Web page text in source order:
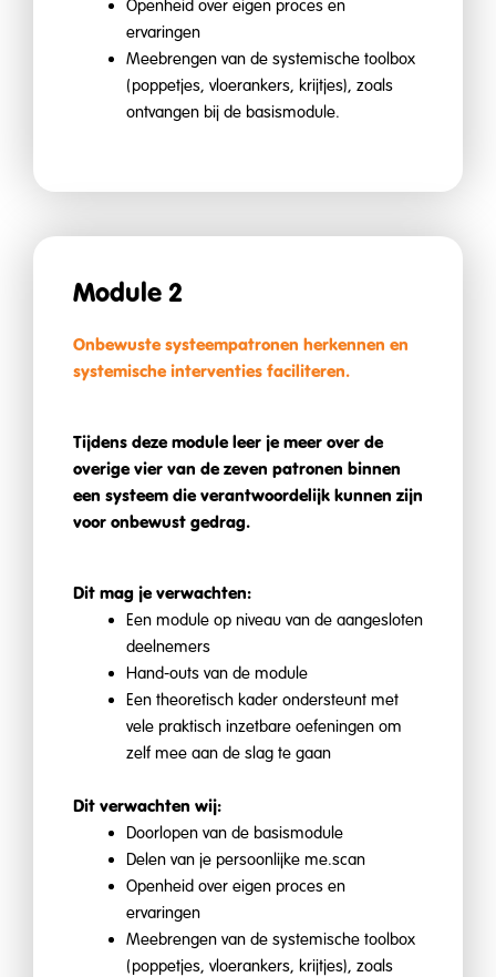
Openheid over eigen proces en
ervaringen
Meebrengen van de systemische toolbox
(poppetjes, vloerankers, krijtjes), zoals
ontvangen bij de basismodule.
Module 2
Onbewuste systeempatronen herkennen en
systemische interventies faciliteren.
Tijdens deze module leer je meer over de
overige vier van de zeven patronen binnen
een systeem die verantwoordelijk kunnen zijn
voor onbewust gedrag.
Dit mag je verwachten:
Een module op niveau van de aangesloten
deelnemers
Hand-outs van de module
Een theoretisch kader ondersteunt met
vele praktisch inzetbare oefeningen om
zelf mee aan de slag te gaan
Dit verwachten wij:
Doorlopen van de basismodule
Delen van je persoonlijke me.scan
Openheid over eigen proces en
ervaringen
Meebrengen van de systemische toolbox
(poppetjes, vloerankers, krijtjes), zoals